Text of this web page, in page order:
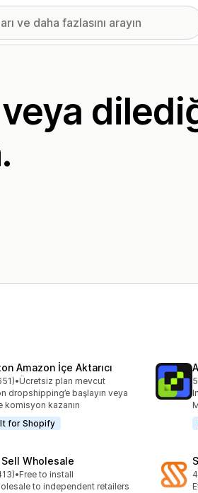
Amazon İçe Aktarıcı
üzerinden
değerlendirme
•Ücretsiz plan mevcut
dropshipping’e başlayın veya
komisyon kazanın
for Shopify
Sell Wholesale
üzerinden
değerlendirme
•Free to install
to independent retailers